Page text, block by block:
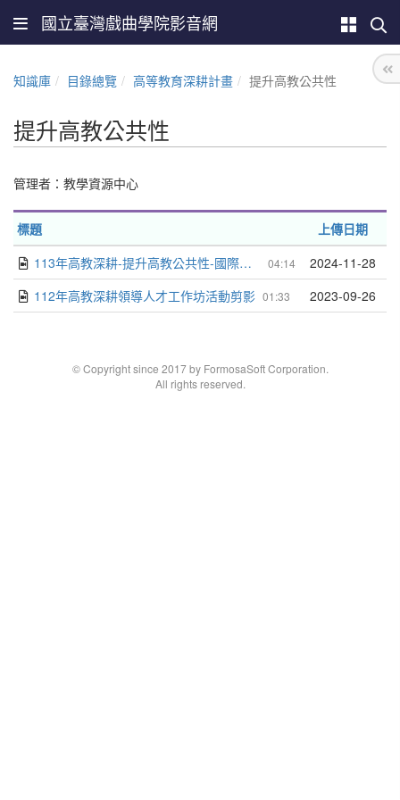
國立臺灣戲曲學院影音網
知識庫 目錄總覽 高等教育深耕計畫 提升高教公共性
提升高教公共性
管理者：教學資源中心
標題 上傳日期
04:14
113年高教深耕-提升高教公共性-國際戲曲研討會-2024年戲曲國際學術研討會暨跨文化國際交流工作坊 2024-11-28
01:33
112年高教深耕領導人才工作坊活動剪影 2023-09-26
© Copyright since 2017 by FormosaSoft Corporation.
All rights reserved.